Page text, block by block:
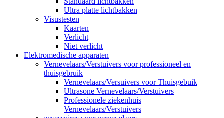
Ultra platte lichtbakken
Visustesten
Kaarten
Verlicht
Niet verlicht
Elektromedische apparaten
Vernevelaars/Verstuivers voor professioneel en
thuisgebruik
Vernevelaars/Versuivers voor Thuisgebuik
Ultrasone Vernevelaars/Verstuivers
Professionele ziekenhuis
Vernevelaars/Verstuivers